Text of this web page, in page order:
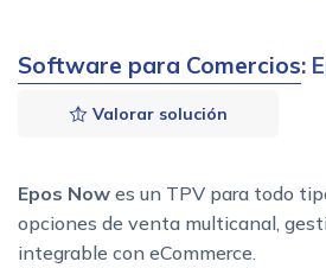
Software para Comercios:
Valorar solución
Epos Now es un TPV para todo
opciones de venta multicanal,
integrable con eCommerce.